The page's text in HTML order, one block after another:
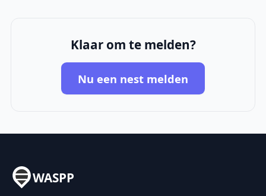
Klaar om te melden?
Nu een nest melden
WASPP